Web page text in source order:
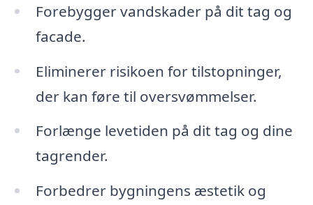
Forebygger vandskader på dit tag og
facade.
Eliminerer risikoen for tilstopninger,
der kan føre til oversvømmelser.
Forlænge levetiden på dit tag og dine
tagrender.
Forbedrer bygningens æstetik og